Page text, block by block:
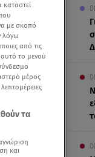
με σκοπό
λόγω
από τις
αυτό το μενού
μέρος
τα
και